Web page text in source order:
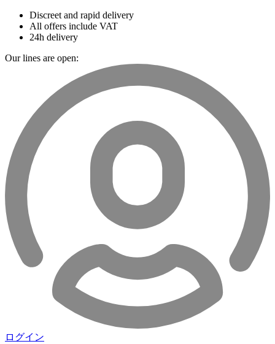
Discreet and rapid delivery
All offers include VAT
24h delivery
Our lines are open:
ログイン